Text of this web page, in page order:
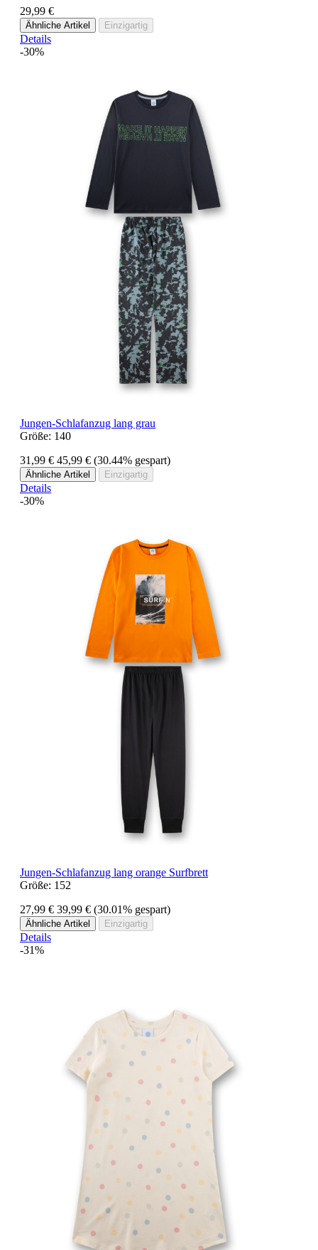
29,99 €
Ähnliche Artikel Einzigartig
Details
-30%
Jungen-Schlafanzug lang grau
Größe: 140
31,99 € 45,99 € (30.44% gespart)
Ähnliche Artikel Einzigartig
Details
-30%
Jungen-Schlafanzug lang orange Surfbrett
Größe: 152
27,99 € 39,99 € (30.01% gespart)
Ähnliche Artikel Einzigartig
Details
-31%